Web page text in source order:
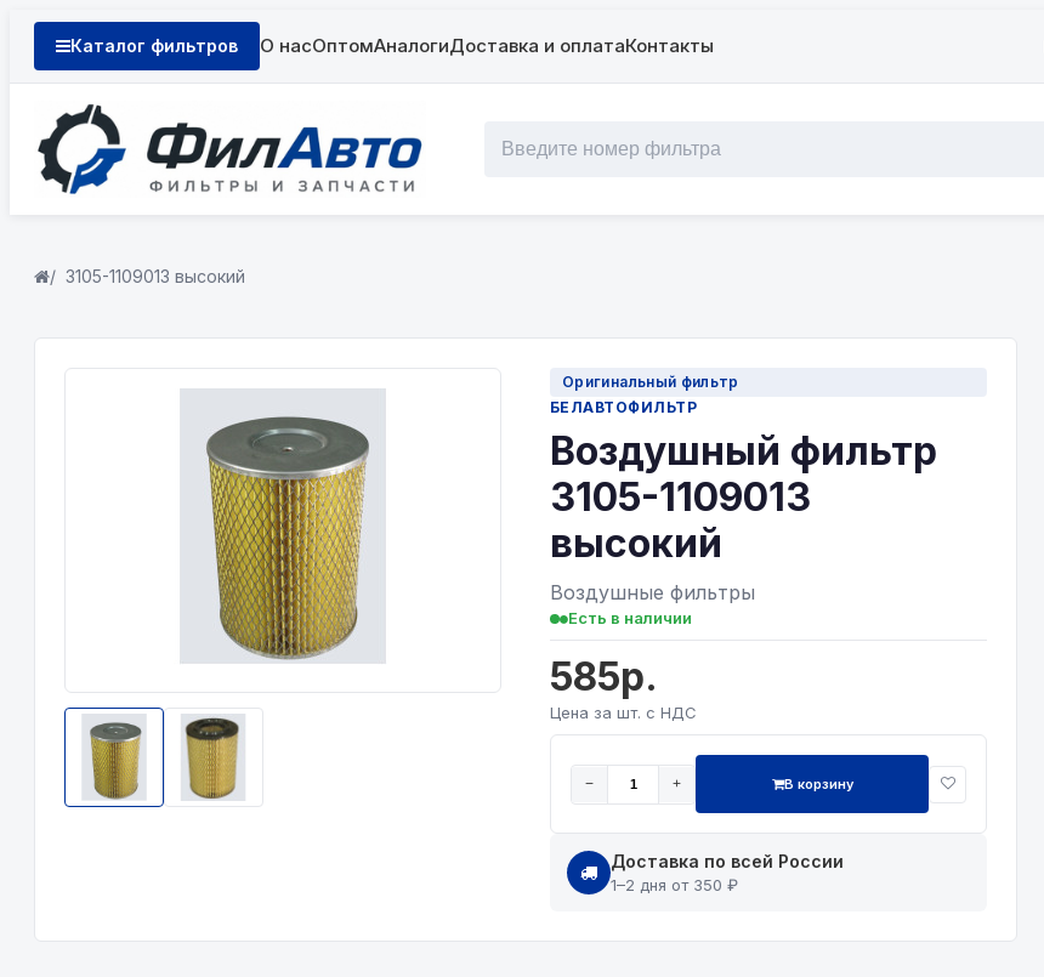
Каталог фильтров О насОптомАналогиДоставка и оплатаКонтакты
3105-1109013 высокий
Оригинальный фильтр
БЕЛАВТОФИЛЬТР
Воздушный фильтр
3105-1109013
высокий
Воздушные фильтры
Есть в наличии
585р.
Цена за шт. с НДС
− + В корзину
Доставка по всей России
1–2 дня от 350 ₽